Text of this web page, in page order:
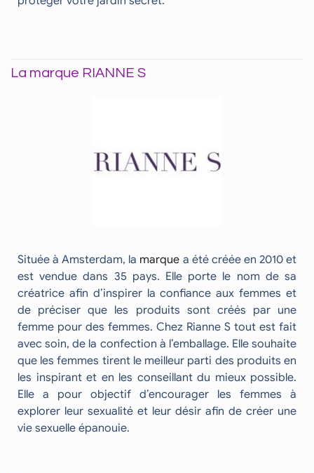
La marque RIANNE S
Située à Amsterdam, la marque a été créée en 2010 et
est vendue dans 35 pays. Elle porte le nom de sa
créatrice afin d’inspirer la confiance aux femmes et
de préciser que les produits sont créés par une
femme pour des femmes. Chez Rianne S tout est fait
avec soin, de la confection à l’emballage. Elle souhaite
que les femmes tirent le meilleur parti des produits en
les inspirant et en les conseillant du mieux possible.
Elle a pour objectif d’encourager les femmes à
explorer leur sexualité et leur désir afin de créer une
vie sexuelle épanouie.